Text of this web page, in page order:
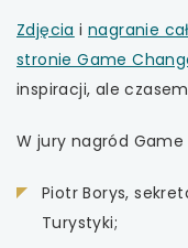
Zdjęcia uwaga,
link
otwiera
w
karcie
inagranie
stronie Game
inspiracji, ale
W jury nagród Game
Piotr Borys,
Turystyki;